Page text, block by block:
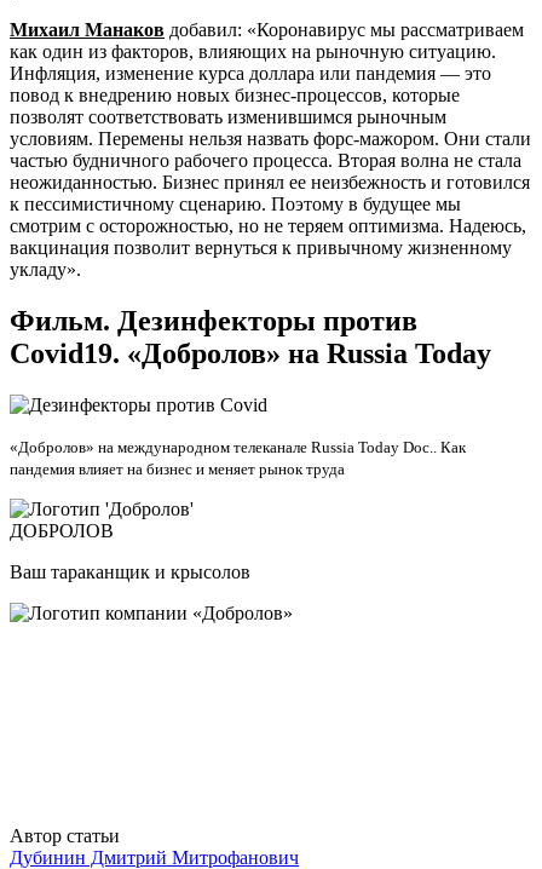
Михаил Манаков добавил: «Коронавирус мы рассматриваем
как один из факторов, влияющих на рыночную ситуацию.
Инфляция, изменение курса доллара или пандемия — это
повод к внедрению новых бизнес-процессов, которые
позволят соответствовать изменившимся рыночным
условиям. Перемены нельзя назвать форс-мажором. Они стали
частью будничного рабочего процесса. Вторая волна не стала
неожиданностью. Бизнес принял ее неизбежность и готовился
к пессимистичному сценарию. Поэтому в будущее мы
смотрим с осторожностью, но не теряем оптимизма. Надеюсь,
вакцинация позволит вернуться к привычному жизненному
укладу».
Фильм. Дезинфекторы против
Covid19. «Добролов» на Russia Today
«Добролов» на международном телеканале Russia Today Doc.. Как
пандемия влияет на бизнес и меняет рынок труда
ДОБРОЛОВ
Ваш тараканщик и крысолов
Автор статьи
Дубинин Дмитрий Митрофанович